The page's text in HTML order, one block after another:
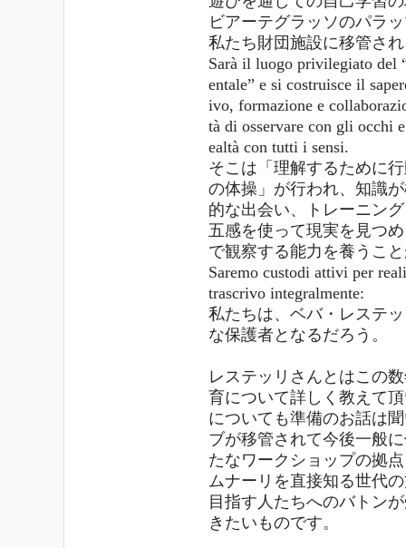
ビアーテグラッソのパラ
私たち財団施設に移管さ
Sarà il luogo privilegiato del
entale” e si costruisce il
ivo, formazione e
tà di osservare con gli occhi
ealtà con tutti i sensi.
そこは「理解するために
の体操」が行われ、知識
的な出会い、トレーニン
五感を使って現実を見つ
で観察する能力を養うこ
Saremo custodi attivi per
trascrivo integralmente:
私たちは、ベバ・レステ
な保護者となるだろう。
レステッリさんとはこの
育について詳しく教えて
についても準備のお話は
ブが移管されて今後一般
たなワークショップの拠
ムナーリを直接知る世代
目指す人たちへのバトン
きたいものです。